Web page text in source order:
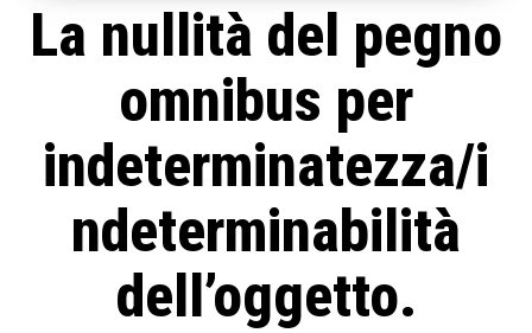
La nullità del pegno
omnibus per
indeterminatezza/i
ndeterminabilità
dell’oggetto.